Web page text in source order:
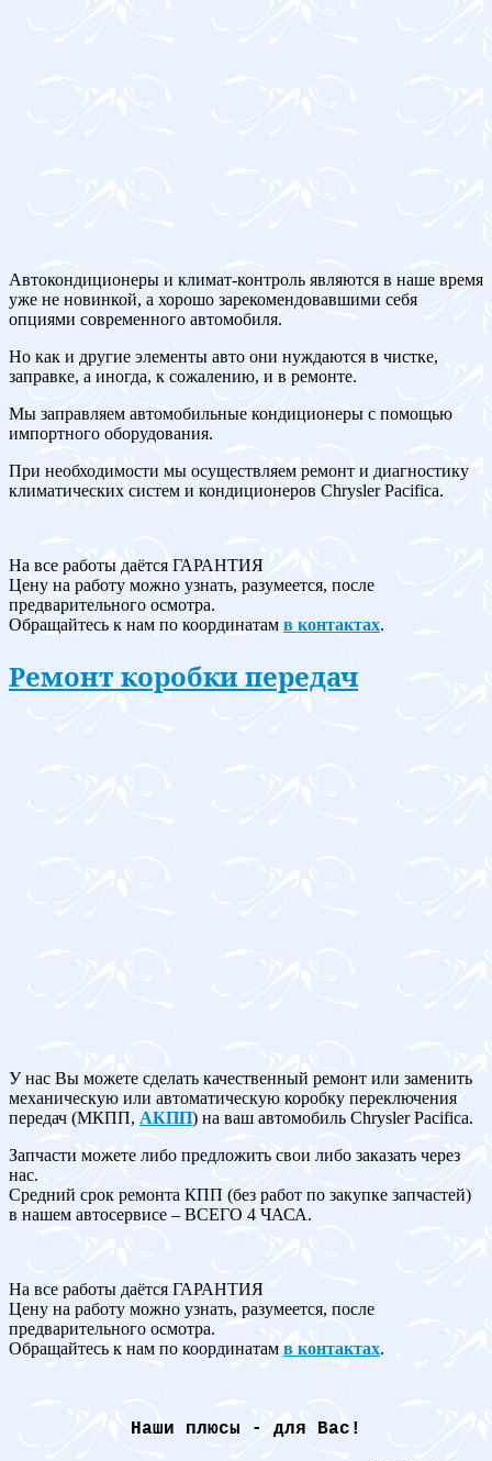
Автокондиционеры и климат-контроль являются в наше время
уже не новинкой, а хорошо зарекомендовавшими себя
опциями современного автомобиля.
Но как и другие элементы авто они нуждаются в чистке,
заправке, а иногда, к сожалению, и в ремонте.
Мы заправляем автомобильные кондиционеры с помощью
импортного оборудования.
При необходимости мы осуществляем ремонт и диагностику
климатических систем и кондиционеров Chrysler Pacifica.
На все работы даётся ГАРАНТИЯ
Цену на работу можно узнать, разумеется, после
предварительного осмотра.
Обращайтесь к нам по координатам в контактах.
Ремонт коробки передач
У нас Вы можете сделать качественный ремонт или заменить
механическую или автоматическую коробку переключения
передач (МКПП, АКПП) на ваш автомобиль Chrysler Pacifica.
Запчасти можете либо предложить свои либо заказать через
нас.
Средний срок ремонта КПП (без работ по закупке запчастей)
в нашем автосервисе – ВСЕГО 4 ЧАСА.
На все работы даётся ГАРАНТИЯ
Цену на работу можно узнать, разумеется, после
предварительного осмотра.
Обращайтесь к нам по координатам в контактах.
Наши плюсы - для Вас!